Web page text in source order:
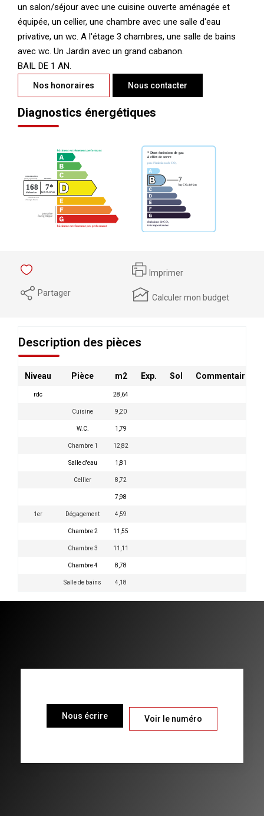
un salon/séjour avec une cuisine ouverte aménagée et
équipée, un cellier, une chambre avec une salle d'eau
privative, un wc. A l'étage 3 chambres, une salle de bains
avec wc. Un Jardin avec un grand cabanon.
BAIL DE 1 AN.
Nos honoraires Nous contacter
Diagnostics énergétiques
Imprimer
Partager Calculer mon budget
Description des pièces
Niveau Pièce m2 Exp. Sol Commentaires
rdc 28,64
Cuisine 9,20
W.C. 1,79
Chambre 1 12,82
Salle d'eau 1,81
Cellier 8,72
7,98
1er Dégagement 4,59
Chambre 2 11,55
Chambre 3 11,11
Chambre 4 8,78
Salle de bains 4,18
Nous écrire Voir le numéro